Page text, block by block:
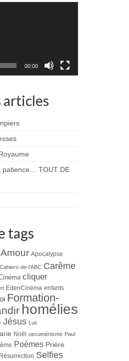
00:00
articles
patience… TOUT DE
tags
Amour Apocalypse
Cahiers-de-l'ABC Carême
cliquer
EdenCinéma enfants
Formation-
homélies
Jésus Luc
Noël oecuménisme Paul
Poèmes Prière
Résurrection Selfies